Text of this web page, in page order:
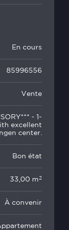
En cours
85996556
Vente
- 1-
excellent
center.
Bon état
33,00 m2
À convenir